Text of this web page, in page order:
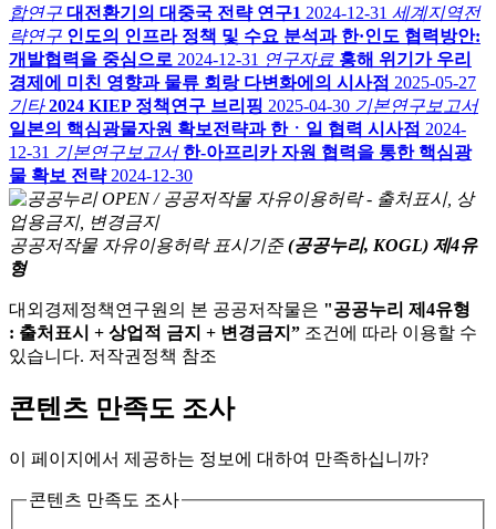
합연구 대전환기의 대중국 전략 연구1 2024-12-31 세계지역전
략연구 인도의 인프라 정책 및 수요 분석과 한·인도 협력방안:
개발협력을 중심으로 2024-12-31 연구자료 홍해 위기가 우리
경제에 미친 영향과 물류 회랑 다변화에의 시사점 2025-05-27
기타 2024 KIEP 정책연구 브리핑 2025-04-30 기본연구보고서
일본의 핵심광물자원 확보전략과 한ㆍ일 협력 시사점 2024-
12-31 기본연구보고서 한-아프리카 자원 협력을 통한 핵심광
물 확보 전략 2024-12-30
공공저작물 자유이용허락 표시기준 (공공누리, KOGL) 제4유
형
대외경제정책연구원의 본 공공저작물은 "공공누리 제4유형
: 출처표시 + 상업적 금지 + 변경금지” 조건에 따라 이용할 수
있습니다. 저작권정책 참조
콘텐츠 만족도 조사
이 페이지에서 제공하는 정보에 대하여 만족하십니까?
콘텐츠 만족도 조사